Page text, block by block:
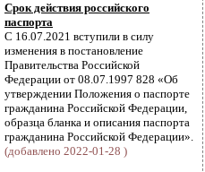
Срок действия российского
паспорта
С 16.07.2021 вступили в силу
изменения в постановление
Правительства Российской
Федерации от 08.07.1997 828 «Об
утверждении Положения о паспорте
гражданина Российской Федерации,
образца бланка и описания паспорта
гражданина Российской Федерации».
(добавлено 2022-01-28 )